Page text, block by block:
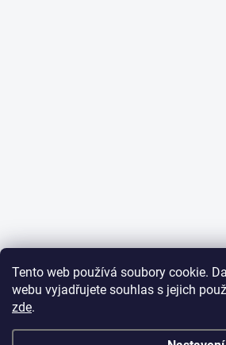
Tento web používá soubory cookie.
webu vyjadřujete souhlas s jejich
zde.